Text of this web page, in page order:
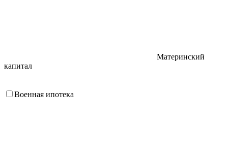
Материнский
капитал
Военная ипотека